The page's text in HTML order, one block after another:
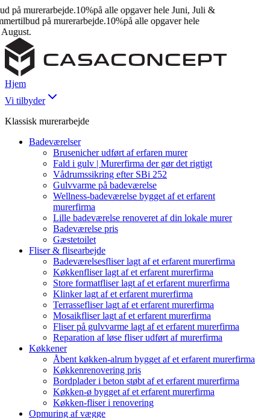
på murerarbejde.10%på alle opgaver hele Juni, Juli &
på murerarbejde.10%på alle opgaver hele
Hjem
Vi tilbyder
Klassisk murerarbejde
Badeværelser
Brusenicher udført af erfaren murer
Fald i gulv | Murerfirma der gør det rigtigt
Vådrumssikring efter SBi 252
Gulvvarme på badeværelse
Wellness-badeværelse bygget af et erfarent
murerfirma
Lille badeværelse renoveret af din lokale murer
Badeværelse pris
Gæstetoilet
Fliser & flisearbejde
Badeværelsesfliser lagt af et erfarent murerfirma
Køkkenfliser lagt af et erfarent murerfirma
Store formatfliser lagt af et erfarent murerfirma
Klinker lagt af et erfarent murerfirma
Terrassefliser lagt af et erfarent murerfirma
Mosaikfliser lagt af et erfarent murerfirma
Fliser på gulvvarme lagt af et erfarent murerfirma
Reparation af løse fliser udført af murerfirma
Køkkener
Åbent køkken-alrum bygget af et erfarent murerfirma
Køkkenrenovering pris
Bordplader i beton støbt af et erfarent murerfirma
Køkken-ø bygget af et erfarent murerfirma
Køkken-fliser i renovering
Opmuring af vægge